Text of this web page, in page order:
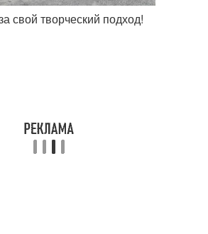
свой творческий подход!